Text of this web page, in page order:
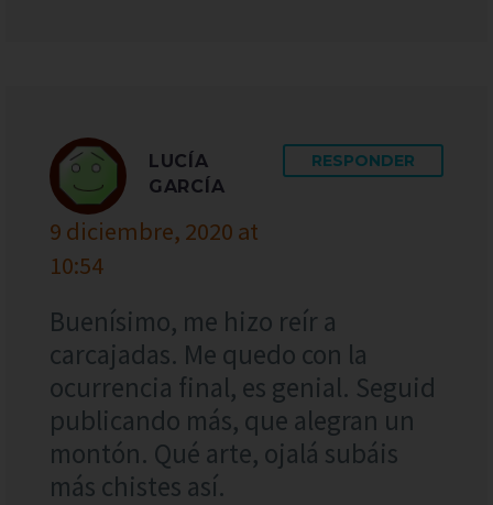
LUCÍA
GARCÍA
9 diciembre, 2020 at
10:54
RESPONDER
Buenísimo, me hizo reír a
carcajadas. Me quedo con la
ocurrencia final, es genial. Seguid
publicando más, que alegran un
montón. Qué arte, ojalá subáis
más chistes así.